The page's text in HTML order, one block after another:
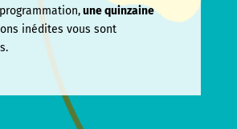
une quinzaine
inédites vous sont